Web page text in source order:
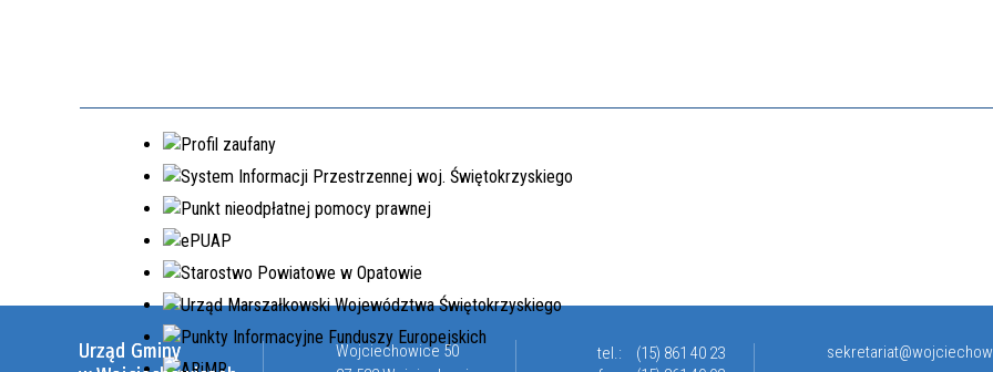
Urząd Gminy
Wojciechowice 50
tel.:
(15) 861 40 23